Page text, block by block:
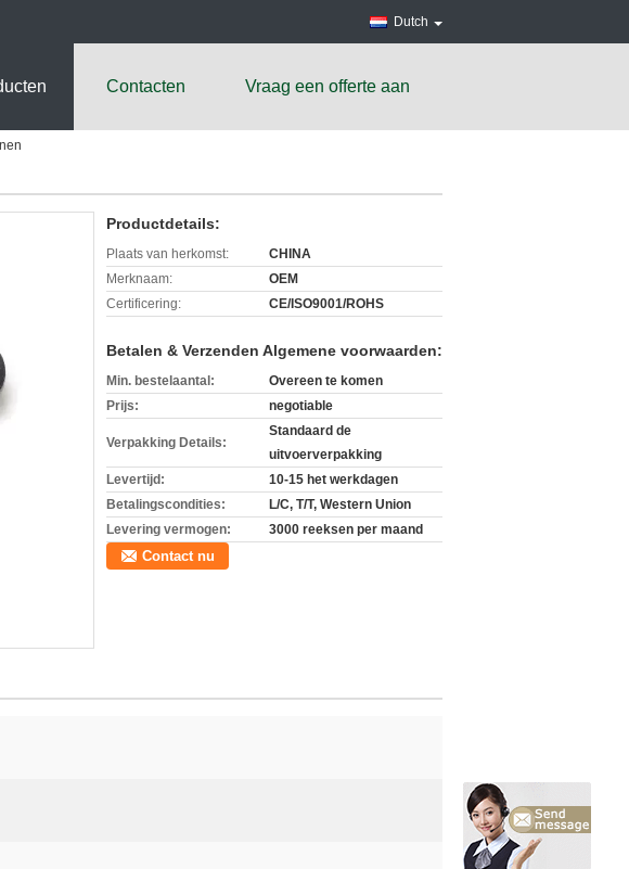
Dutch
Contacten Vraag een offerte aan
Productdetails:
Plaats van herkomst:
CHINA
Merknaam:
OEM
Certificering:
CE/ISO9001/ROHS
Betalen & Verzenden Algemene voorwaarden:
Min. bestelaantal:
Overeen te komen
Prijs:
negotiable
Verpakking Details:
Standaard de
uitvoerverpakking
Levertijd:
10-15 het werkdagen
Betalingscondities:
L/C, T/T, Western Union
Levering vermogen:
3000 reeksen per maand
Contact nu